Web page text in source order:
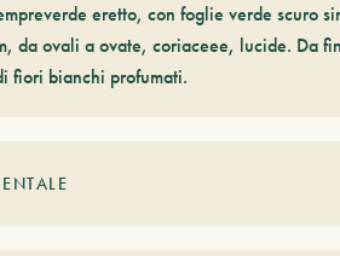
eretto, con foglie verde scuro
da ovali a ovate, coriaceee, lucide. Da
fiori bianchi profumati.